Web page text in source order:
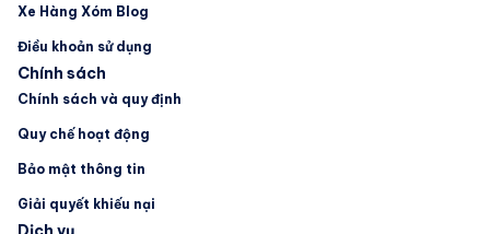
Xe Hàng Xóm Blog
Điều khoản sử dụng
Chính sách
Chính sách và quy định
Quy chế hoạt động
Bảo mật thông tin
Giải quyết khiếu nại